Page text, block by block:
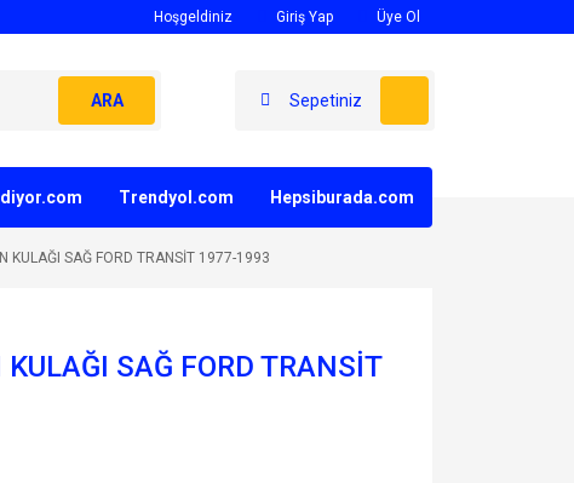
Hoşgeldiniz Giriş Yap Üye Ol
ARA Sepetiniz
Trendyol.com Hepsiburada.com
KULAĞI SAĞ FORD TRANSİT 1977-1993
SAĞ FORD TRANSİT